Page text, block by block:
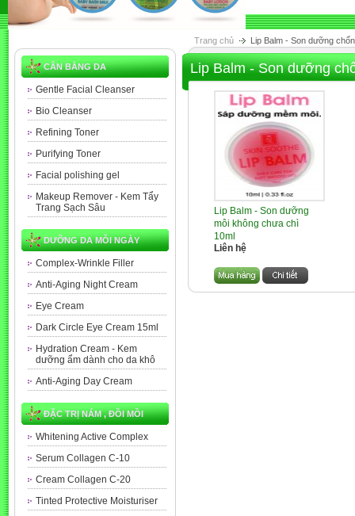
CÂN BẰNG DA
Gentle Facial Cleanser
Bio Cleanser
Refining Toner
Purifying Toner
Facial polishing gel
Makeup Remover - Kem Tẩy
Trang Sạch Sâu
DƯỠNG DA MỖI NGÀY
Complex-Wrinkle Filler
Anti-Aging Night Cream
Eye Cream
Dark Circle Eye Cream 15ml
Hydration Cream - Kem
dưỡng ẩm dành cho da khô
Anti-Aging Day Cream
ĐẶC TRỊ NÁM , ĐỒI MỒI
Whitening Active Complex
Serum Collagen C-10
Cream Collagen C-20
Tinted Protective Moisturiser
Trang chủ Lip Balm - Son dưỡng
Lip Balm - Son dưỡng
Lip Balm - Son dưỡng
môi không chưa chì
10ml
Liên hệ